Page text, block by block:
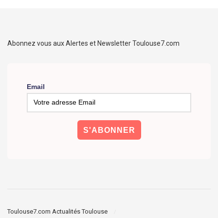
Abonnez vous aux Alertes et Newsletter Toulouse7.com
Email
Toulouse7.com Actualités Toulouse